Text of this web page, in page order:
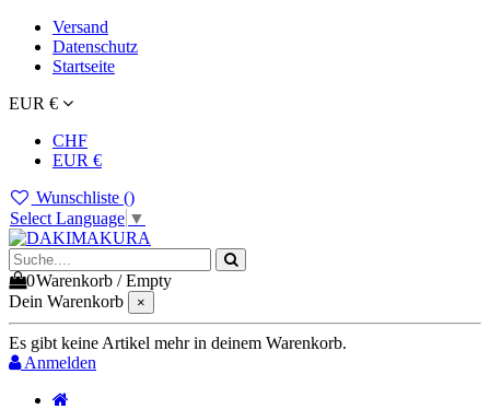
Versand
Datenschutz
Startseite
EUR €
CHF
EUR €
Wunschliste ()
Select Language ▼
0Warenkorb /Empty
Dein Warenkorb
×
Es gibt keine Artikel mehr in deinem Warenkorb.
Anmelden